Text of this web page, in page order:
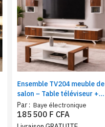
Ensemble TV204 meuble de
salon – Table téléviseur +
table basse Marron/blanc
Par : Baye électronique
185 500 F CFA